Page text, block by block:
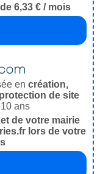
6,33 € / mois
encréation,
de site
ans
de votre mairie
lors de votre